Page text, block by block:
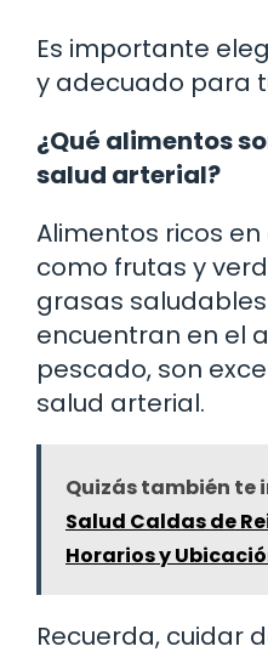
Es importante
y adecuado para
¿Qué alimentos
salud arterial?
Alimentos ricos
como frutas y
grasas
encuentran en el
pescado, son
salud arterial.
Quizás también te
Salud Caldas de
Horarios y
Recuerda, cuidar